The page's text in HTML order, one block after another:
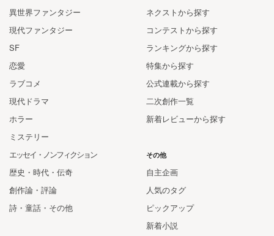
ネクストから探す
コンテストから探す
ランキングから探す
特集から探す
公式連載から探す
二次創作一覧
新着レビューから探す
異世界ファンタジー
現代ファンタジー
SF
恋愛
ラブコメ
現代ドラマ
ホラー
ミステリー
エッセイ・ノンフィクション
歴史・時代・伝奇
創作論・評論
詩・童話・その他
その他
自主企画
人気のタグ
ピックアップ
新着小説